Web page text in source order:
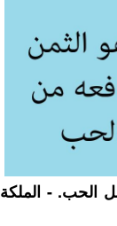
الحب. - الملكة